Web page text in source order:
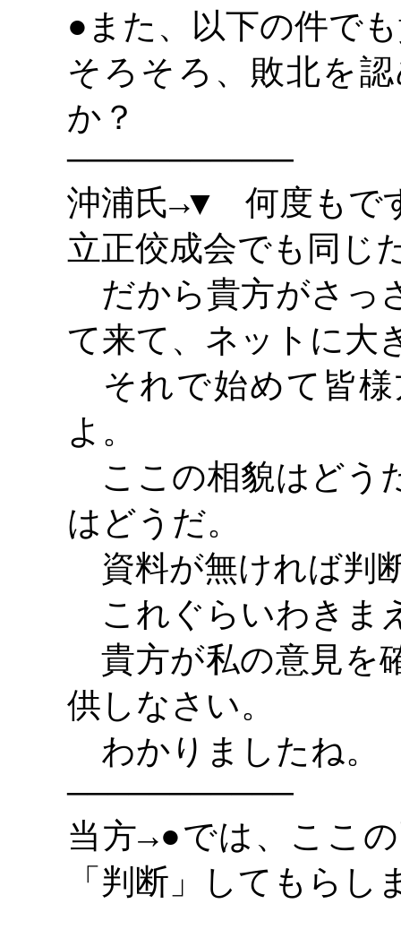
● また、以下の件で
そろそろ、敗北を
か？
―――――――――――
沖浦氏→▼ 何度もで
立正佼成会でも同じ
だから貴方がさっ
て来て、ネットに大
それで始めて皆様
よ。
ここの相貌はどう
はどうだ。
資料が無ければ判
これぐらいわきま
貴方が私の意見を
供しなさい。
わかりましたね。
―――――――――――
当方→●では、ここ
「判断」してもらし